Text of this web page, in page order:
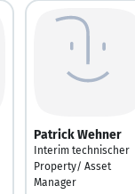
Patrick Wehner
Interim technischer
Property/ Asset
Manager